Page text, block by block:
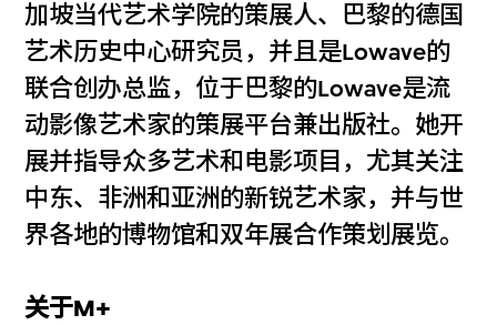
加坡当代艺术学院的策展人、巴黎的德国
艺术历史中心研究员，并且是Lowave的
联合创办总监，位于巴黎的Lowave是流
动影像艺术家的策展平台兼出版社。她开
展并指导众多艺术和电影项目，尤其关注
中东、非洲和亚洲的新锐艺术家，并与世
界各地的博物馆和双年展合作策划展览。
关于M+